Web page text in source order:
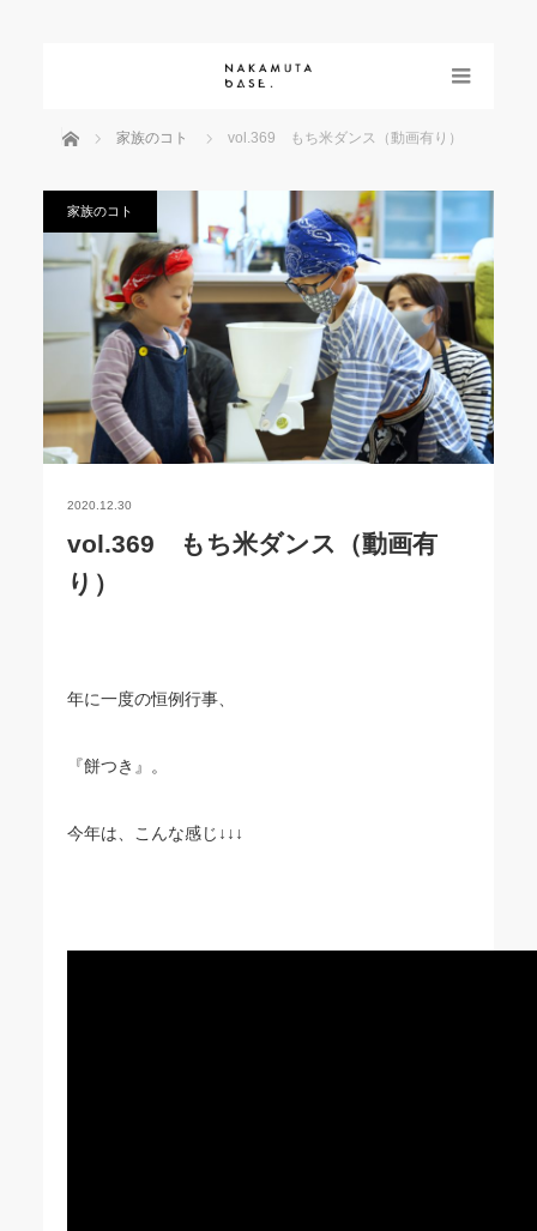
ホーム 家族のコト vol.369 もち米ダンス（動画有り）
家族のコト
2020.12.30
vol.369 もち米ダンス（動画有
り）
年に一度の恒例行事、
『餅つき』。
今年は、こんな感じ↓↓↓